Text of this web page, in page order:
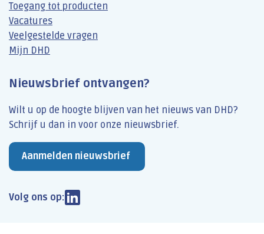
Toegang tot producten
Vacatures
Veelgestelde vragen
Mijn DHD
Nieuwsbrief ontvangen?
Wilt u op de hoogte blijven van het nieuws van DHD?
Schrijf u dan​ in voor onze nieuwsbrief.
Aanmelden nieuwsbrief
Volg ons op: